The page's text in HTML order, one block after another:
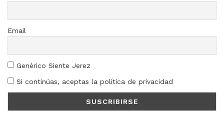
Email
Genérico Siente Jerez
Si continúas, aceptas la política de privacidad